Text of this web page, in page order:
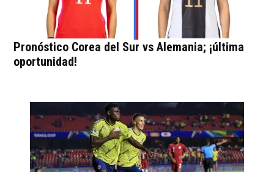
Pronóstico Corea del Sur vs Alemania; ¡última
oportunidad!